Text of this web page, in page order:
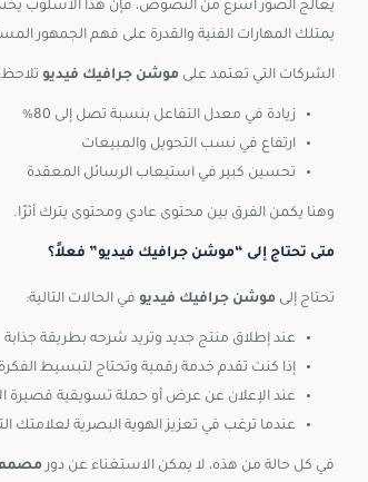
يعالج الصور أسرع من النصوص، فإن هذا الأسلوب يختصر
يمتلك المهارات الفنية والقدرة على فهم الجمهور
الشركات التي تعتمد على موشن جرافيك فيديو تلاحظ:
زيادة في معدل التفاعل بنسبة تصل إلى 80%
ارتفاع في نسب التحويل والمبيعات
تحسين كبير في استيعاب الرسائل المعقدة
وهنا يكمن الفرق بين محتوى عادي ومحتوى يترك أثرًا.
متى تحتاج إلى “موشن جرافيك فيديو” فعلاً؟
تحتاج إلى موشن جرافيك فيديو في الحالات التالية:
عند إطلاق منتج جديد وتريد شرحه بطريقة جذابة
إذا كنت تقدم خدمة رقمية وتحتاج لتبسيط الفكرة
عند الإعلان عن عرض أو حملة تسويقية قصيرة
عندما ترغب في تعزيز الهوية البصرية لعلامتك
في كل حالة من هذه، لا يمكن الاستغناء عن دور مصمم